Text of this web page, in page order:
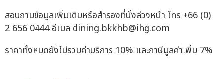
สอบถามข้อมูลเพิ่มเติมหรือสำรองที่นั่งล่วงหน้า โทร +66 (0)
2 656 0444 อีเมล dining.bkkhb@ihg.com
ราคาทั้งหมดยังไม่รวมค่าบริการ 10% และภาษีมูลค่าเพิ่ม 7%